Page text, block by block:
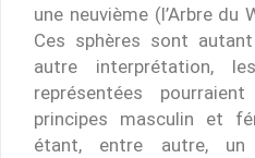
une neuvième (l’Arbre du
Ces sphères sont
autre interprétation,
représentées
principes masculin et
étant, entre autre,